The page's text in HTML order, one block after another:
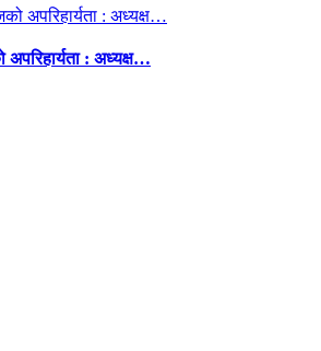
: अध्यक्ष…